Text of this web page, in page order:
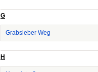
G
Grabsleber Weg
H